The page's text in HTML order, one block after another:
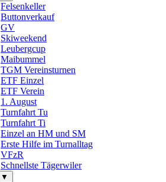
Felsenkeller
Buttonverkauf
GV
Skiweekend
Leubergcup
Maibummel
TGM Vereinsturnen
ETF Einzel
ETF Verein
1. August
Turnfahrt Tu
Turnfahrt Ti
Einzel an HM und SM
Erste Hilfe im Turnalltag
VFzR
Schnellste Tägerwiler
▼